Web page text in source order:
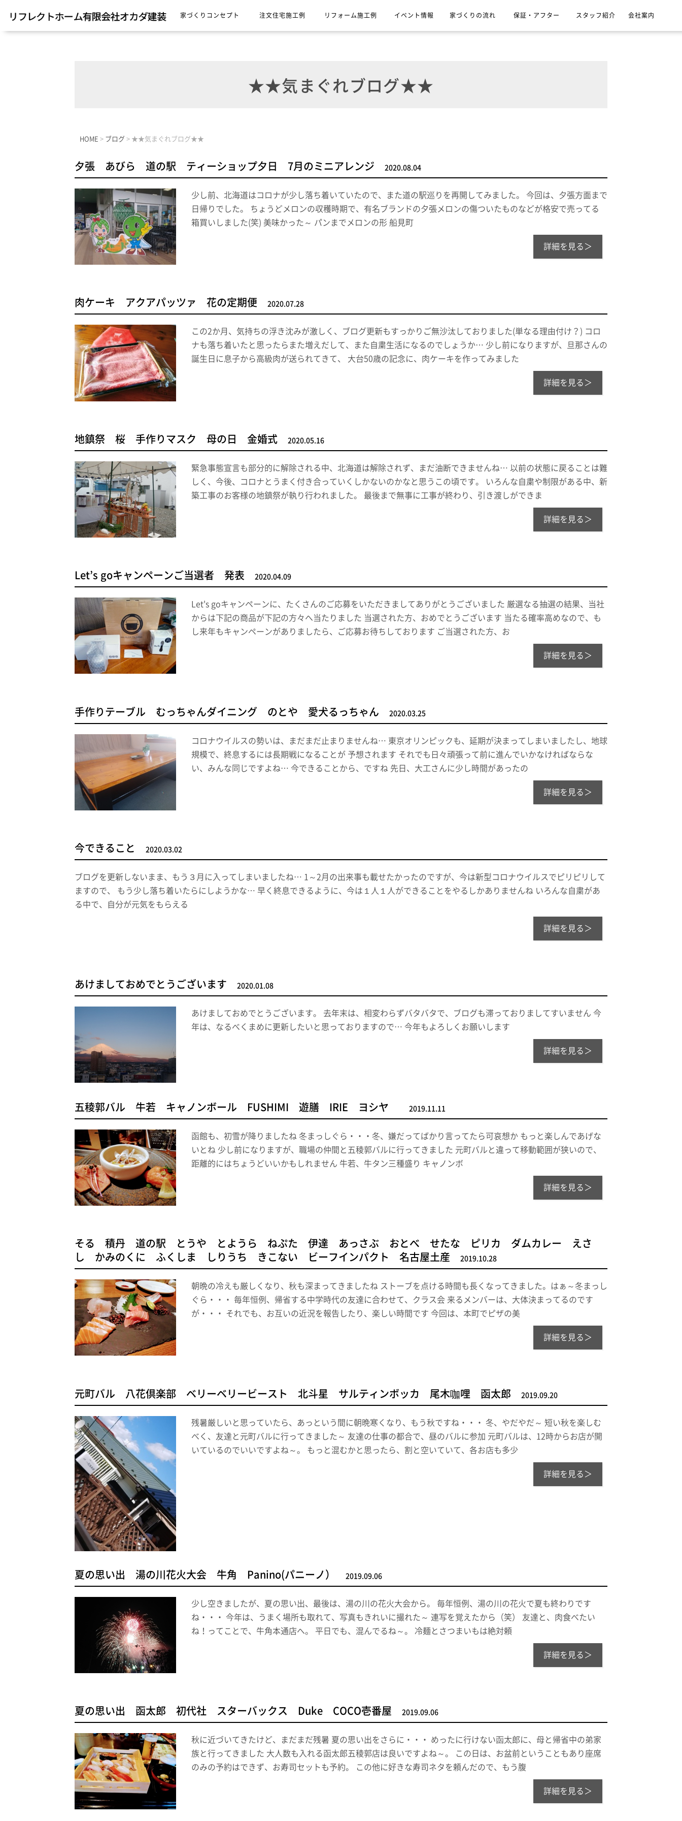
家づくりコンセプト 注文住宅施工例 リフォーム施工例 イベント情報 家づくりの流れ 保証・アフター スタッフ紹介 会社案内
★★気まぐれブログ★★
HOME > ブログ > ★★気まぐれブログ★★
夕張 あびら 道の駅 ティーショップ夕日 7月のミニアレンジ 2020.08.04
少し前、北海道はコロナが少し落ち着いていたので、また道の駅巡りを再開してみました。 今回は、夕張方面まで
日帰りでした。 ちょうどメロンの収穫時期で、有名ブランドの夕張メロンの傷ついたものなどが格安で売ってる
箱買いしました(笑) 美味かった～ パンまでメロンの形 船見町
詳細を見る＞
肉ケーキ アクアパッツァ 花の定期便 2020.07.28
この2か月、気持ちの浮き沈みが激しく、ブログ更新もすっかりご無沙汰しておりました(単なる理由付け？) コロ
ナも落ち着いたと思ったらまた増えだして、また自粛生活になるのでしょうか… 少し前になりますが、旦那さんの
誕生日に息子から高級肉が送られてきて、 大台50歳の記念に、肉ケーキを作ってみました
詳細を見る＞
地鎮祭 桜 手作りマスク 母の日 金婚式 2020.05.16
緊急事態宣言も部分的に解除される中、北海道は解除されず、まだ油断できませんね… 以前の状態に戻ることは難
しく、今後、コロナとうまく付き合っていくしかないのかなと思うこの頃です。 いろんな自粛や制限がある中、新
築工事のお客様の地鎮祭が執り行われました。 最後まで無事に工事が終わり、引き渡しができま
詳細を見る＞
Let’s goキャンペーンご当選者 発表 2020.04.09
Let's goキャンペーンに、たくさんのご応募をいただきましてありがとうございました 厳選なる抽選の結果、当社
からは下記の商品が下記の方々へ当たりました 当選された方、おめでとうございます 当たる確率高めなので、も
し来年もキャンペーンがありましたら、ご応募お待ちしております ご当選された方、お
詳細を見る＞
手作りテーブル むっちゃんダイニング のとや 愛犬るっちゃん 2020.03.25
コロナウイルスの勢いは、まだまだ止まりませんね… 東京オリンピックも、延期が決まってしまいましたし、地球
規模で、終息するには長期戦になることが 予想されます それでも日々頑張って前に進んでいかなければならな
い、みんな同じですよね… 今できることから、ですね 先日、大工さんに少し時間があったの
詳細を見る＞
今できること 2020.03.02
ブログを更新しないまま、もう３月に入ってしまいましたね… 1～2月の出来事も載せたかったのですが、今は新型コロナウイルスでピリピリして
ますので、 もう少し落ち着いたらにしようかな… 早く終息できるように、今は１人１人ができることをやるしかありませんね いろんな自粛があ
る中で、自分が元気をもらえる
詳細を見る＞
あけましておめでとうございます 2020.01.08
あけましておめでとうございます。 去年末は、相変わらずバタバタで、ブログも滞っておりましてすいません 今
年は、なるべくまめに更新したいと思っておりますので… 今年もよろしくお願いします
詳細を見る＞
五稜郭バル 牛若 キャノンボール FUSHIMI 遊膳 IRIE ヨシヤ 2019.11.11
函館も、初雪が降りましたね 冬まっしぐら・・・冬、嫌だってばかり言ってたら可哀想か もっと楽しんであげな
いとね 少し前になりますが、職場の仲間と五稜郭バルに行ってきました 元町バルと違って移動範囲が狭いので、
距離的にはちょうどいいかもしれません 牛若、牛タン三種盛り キャノンボ
詳細を見る＞
そる 積丹 道の駅 とうや とようら ねぷた 伊達 あっさぶ おとべ せたな ピリカ ダムカレー えさ
し かみのくに ふくしま しりうち きこない ビーフインパクト 名古屋土産
2019.10.28
朝晩の冷えも厳しくなり、秋も深まってきましたね ストーブを点ける時間も長くなってきました。はぁ～冬まっし
ぐら・・・ 毎年恒例、帰省する中学時代の友達に合わせて、クラス会 来るメンバーは、大体決まってるのです
が・・・ それでも、お互いの近況を報告したり、楽しい時間です 今回は、本町でピザの美
詳細を見る＞
元町バル 八花倶楽部 ベリーベリービースト 北斗星 サルティンボッカ 尾木咖哩 函太郎 2019.09.20
残暑厳しいと思っていたら、あっという間に朝晩寒くなり、もう秋ですね・・・ 冬、やだやだ～ 短い秋を楽しむ
べく、友達と元町バルに行ってきました～ 友達の仕事の都合で、昼のバルに参加 元町バルは、12時からお店が開
いているのでいいですよね～。 もっと混むかと思ったら、割と空いていて、各お店も多少
詳細を見る＞
夏の思い出 湯の川花火大会 牛角 Panino(パニーノ） 2019.09.06
少し空きましたが、夏の思い出、最後は、湯の川の花火大会から。 毎年恒例、湯の川の花火で夏も終わりです
ね・・・ 今年は、うまく場所も取れて、写真もきれいに撮れた～ 連写を覚えたから（笑） 友達と、肉食べたい
ね！ってことで、牛角本通店へ。 平日でも、混んでるね～。 冷麺とさつまいもは絶対頼
詳細を見る＞
夏の思い出 函太郎 初代社 スターバックス Duke COCO壱番屋 2019.09.06
秋に近づいてきたけど、まだまだ残暑 夏の思い出をさらに・・・ めったに行けない函太郎に、母と帰省中の弟家
族と行ってきました 大人数も入れる函太郎五稜郭店は良いですよね～。 この日は、お盆前ということもあり座席
のみの予約はできず、お寿司セットも予約。 この他に好きな寿司ネタを頼んだので、もう腹
詳細を見る＞